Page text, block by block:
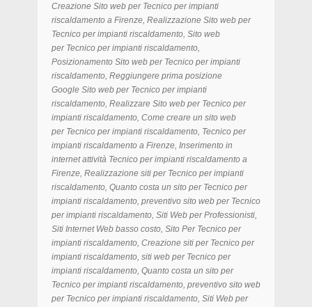
Creazione Sito web per Tecnico per impianti
riscaldamento a Firenze, Realizzazione Sito web per
Tecnico per impianti riscaldamento, Sito web
per Tecnico per impianti riscaldamento,
Posizionamento Sito web per Tecnico per impianti
riscaldamento, Reggiungere prima posizione
Google Sito web per Tecnico per impianti
riscaldamento, Realizzare Sito web per Tecnico per
impianti riscaldamento, Come creare un sito web
per Tecnico per impianti riscaldamento, Tecnico per
impianti riscaldamento a Firenze, Inserimento in
internet attività Tecnico per impianti riscaldamento a
Firenze, Realizzazione siti per Tecnico per impianti
riscaldamento, Quanto costa un sito per Tecnico per
impianti riscaldamento, preventivo sito web per Tecnico
per impianti riscaldamento, Siti Web per Professionisti,
Siti Internet Web basso costo, Sito Per Tecnico per
impianti riscaldamento, Creazione siti per Tecnico per
impianti riscaldamento, siti web per Tecnico per
impianti riscaldamento, Quanto costa un sito per
Tecnico per impianti riscaldamento, preventivo sito web
per Tecnico per impianti riscaldamento, Siti Web per